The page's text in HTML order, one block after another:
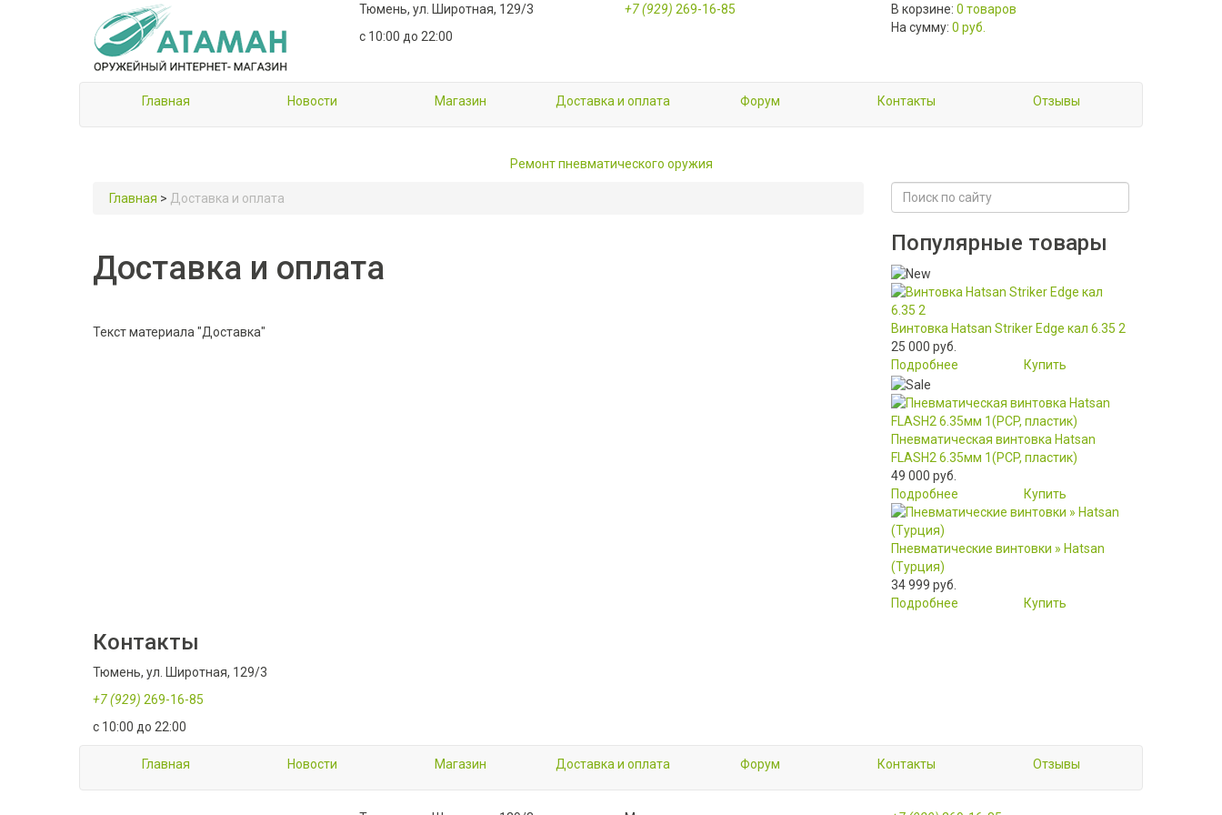
Тюмень, ул. Широтная, 129/3
с 10:00 до 22:00
+7 (929) 269-16-85 В корзине: 0 товаров
На сумму: 0 руб.
Главная Новости Магазин Доставка и оплата Форум Контакты Отзывы
Ремонт пневматического оружия
Главная > Доставка и оплата
Доставка и оплата
Текст материала "Доставка"
Популярные товары
Винтовка Hatsan Striker Edge кал 6.35 2
25 000 руб.
Подробнее
Купить
Пневматическая винтовка Hatsan
FLASH2 6.35мм 1(PCP, пластик)
49 000 руб.
Подробнее
Купить
Пневматические винтовки » Hatsan
(Турция)
34 999 руб.
Подробнее
Купить
Контакты
Тюмень, ул. Широтная, 129/3
+7 (929) 269-16-85
с 10:00 до 22:00
Главная Новости Магазин Доставка и оплата Форум Контакты Отзывы